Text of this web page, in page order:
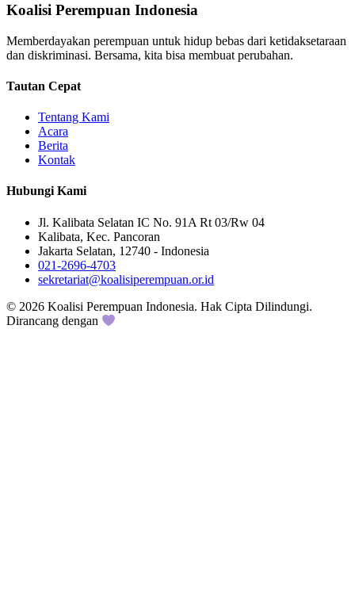
Koalisi Perempuan Indonesia
Memberdayakan perempuan untuk hidup bebas dari ketidaksetaraan
dan diskriminasi. Bersama, kita bisa membuat perubahan.
Tautan Cepat
Tentang Kami
Acara
Berita
Kontak
Hubungi Kami
Jl. Kalibata Selatan IC No. 91A Rt 03/Rw 04
Kalibata, Kec. Pancoran
Jakarta Selatan, 12740 - Indonesia
021-2696-4703
sekretariat@koalisiperempuan.or.id
© 2026 Koalisi Perempuan Indonesia. Hak Cipta Dilindungi.
Dirancang dengan